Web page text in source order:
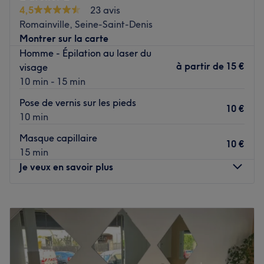
Transport public le plus proche
Le salon est situé à une minute à pied de l'arrêt de bus
Emile Zola.
L’équipe
Cassandra est ravie de partager son savoir-faire.
L’atmosphère : une ambiance conviviale dans un institut
moderne où vous vous sentirez détendu.
La spécialité de l’établissement : la coiffure.
4,5
23 avis
Romainville, Seine-Saint-Denis
Montrer sur la carte
Homme - Épilation au laser du
visage
10 min - 15 min
à partir de 15 €
Pose de vernis sur les pieds
10 min
10 €
Masque capillaire
15 min
10 €
Je veux en savoir plus
Mardi
Mercredi
Jeudi
Vendredi
Fermé